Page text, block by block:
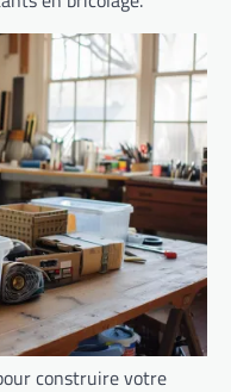
construire votre